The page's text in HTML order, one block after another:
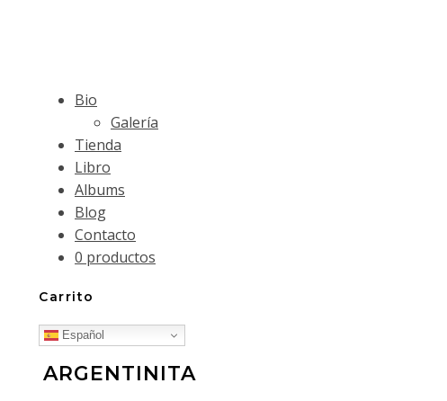
Bio
Galería
Tienda
Libro
Albums
Blog
Contacto
0 productos
Carrito
Español
ARGENTINITA